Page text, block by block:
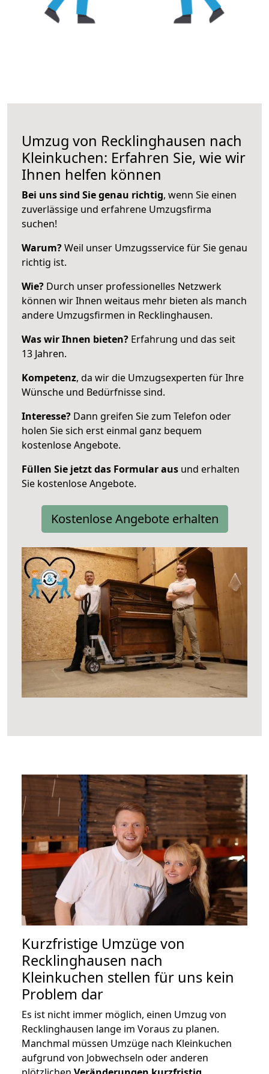
Umzug von Recklinghausen nach
Kleinkuchen: Erfahren Sie, wie wir
Ihnen helfen können
Bei uns sind Sie genau richtig, wenn Sie einen
zuverlässige und erfahrene Umzugsfirma
suchen!
Warum?Weil unser Umzugsservice für Sie genau
richtig ist.
Wie? Durch unser professionelles Netzwerk
können wir Ihnen weitaus mehr bieten als manch
andere Umzugsfirmen in Recklinghausen.
Was wir Ihnen bieten? Erfahrung und das seit
13 Jahren.
Kompetenz, da wir die Umzugsexperten für Ihre
Wünsche und Bedürfnisse sind.
Interesse? Dann greifen Sie zum Telefon oder
holen Sie sich erst einmal ganz bequem
kostenlose Angebote.
Füllen Sie jetzt das Formular aus und erhalten
Sie kostenlose Angebote.
Kostenlose Angebote erhalten
Kurzfristige Umzüge von
Recklinghausen nach
Kleinkuchen stellen für uns kein
Problem dar
Es ist nicht immer möglich, einen Umzug von
Recklinghausen lange im Voraus zu planen.
Manchmal müssen Umzüge nach Kleinkuchen
aufgrund von Jobwechseln oder anderen